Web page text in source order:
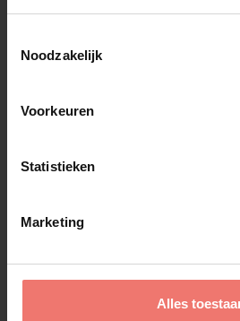
Noodzakelijk
Voorkeuren
Statistieken
Marketing
Alles
Stef Ekkel